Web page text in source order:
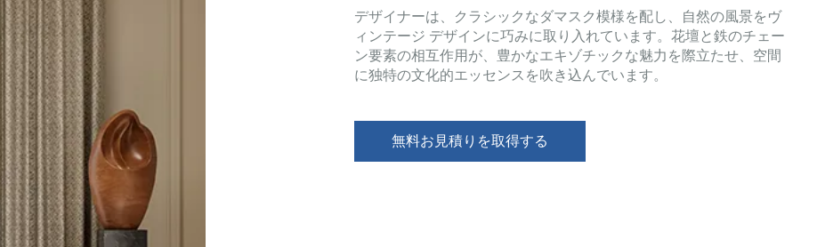
デザイナーは、クラシックなダマスク模様を配し、自然の風景をヴ
ィンテージ デザインに巧みに取り入れています。花壇と鉄のチェー
ン要素の相互作用が、豊かなエキゾチックな魅力を際立たせ、空間
に独特の文化的エッセンスを吹き込んでいます。
無料お見積りを取得する